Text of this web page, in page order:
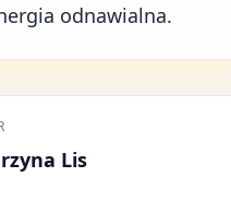
odnawialna.
Lis